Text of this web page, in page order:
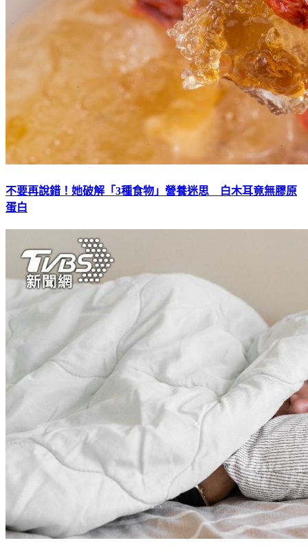
不要再說錯！她破解「3種食物」營養迷思 白木耳竟無膠原
蛋白